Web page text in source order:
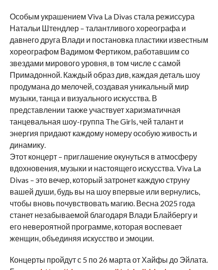
Особым украшением Viva La Divas стала режиссура
Натальи Штендлер – талантливого хореографа и
давнего друга Влади и постановка пластики известным
хореографом Вадимом Фертиком, работавшим со
звездами мирового уровня, в том числе с самой
Примадонной. Каждый образ див, каждая деталь шоу
продумана до мелочей, создавая уникальный мир
музыки, танца и визуального искусства. В
представлении также участвует харизматичная
танцевальная шоу-группа The Girls, чей талант и
энергия придают каждому номеру особую живость и
динамику.
Этот концерт – приглашение окунуться в атмосферу
вдохновения, музыки и настоящего искусства. Viva La
Divas – это вечер, который затронет каждую струну
вашей души, будь вы на шоу впервые или вернулись,
чтобы вновь почувствовать магию. Весна 2025 года
станет незабываемой благодаря Влади Блайбергу и
его невероятной программе, которая воспевает
женщин, объединяя искусство и эмоции.
Концерты пройдут с 5 по 26 марта от Хайфы до Эйлата.